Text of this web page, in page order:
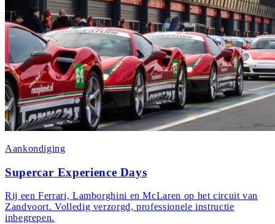
Aankondiging
Supercar Experience Days
Rij een Ferrari, Lamborghini en McLaren op het circuit van
Zandvoort. Volledig verzorgd, professionele instructie
inbegrepen.